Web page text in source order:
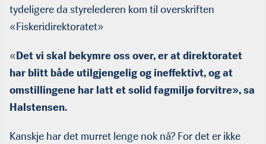
tydeligere da styrelederen kom til overskriften
«Fiskeridirektoratet»
«Det vi skal bekymre oss over, er at direktoratet
har blitt både utilgjengelig og ineffektivt, og at
omstillingene har latt et solid fagmiljø forvitre», sa
Halstensen.
Kanskje har det murret lenge nok nå? For det er ikke